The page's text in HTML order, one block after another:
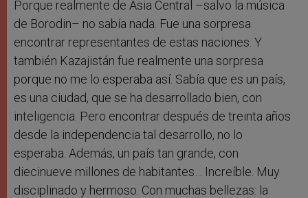
Porque realmente de Asia Central –salvo la música
de Borodin– no sabía nada. Fue una sorpresa
encontrar representantes de estas naciones. Y
también Kazajistán fue realmente una sorpresa
porque no me lo esperaba así. Sabía que es un país,
es una ciudad, que se ha desarrollado bien, con
inteligencia. Pero encontrar después de treinta años
desde la independencia tal desarrollo, no lo
esperaba. Además, un país tan grande, con
diecinueve millones de habitantes… Increíble. Muy
disciplinado y hermoso. Con muchas bellezas: la